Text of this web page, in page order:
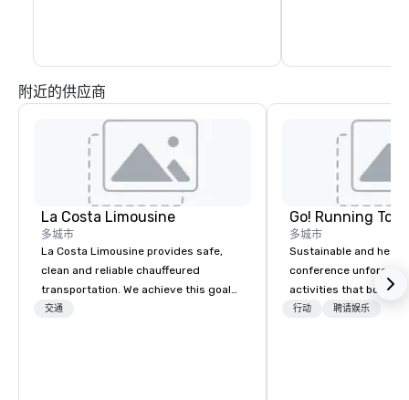
附近的供应商
La Costa Limousine
多城市
La Costa Limousine provides safe,
clean and reliable chauffeured
transportation. We achieve this goal
with highly trained chauffeurs, the
交通
Go! Running
多城市
Sustainable and
conference
activities that boost
lower carbon
行动 聘请娱乐